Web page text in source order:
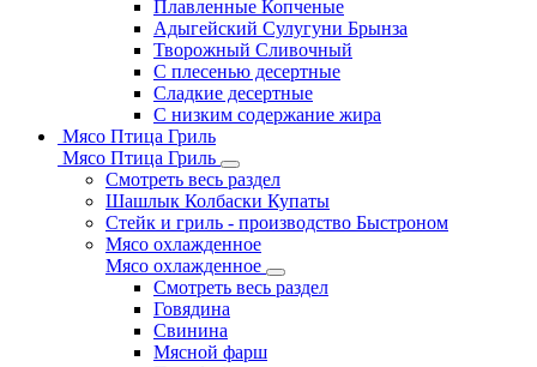
Плавленные Копченые
Адыгейский Сулугуни Брынза
Творожный Сливочный
С плесенью десертные
Сладкие десертные
С низким содержание жира
Мясо Птица Гриль
Мясо Птица Гриль
Смотреть весь раздел
Шашлык Колбаски Купаты
Стейк и гриль - производство Быстроном
Мясо охлажденное
Мясо охлажденное
Смотреть весь раздел
Говядина
Свинина
Мясной фарш